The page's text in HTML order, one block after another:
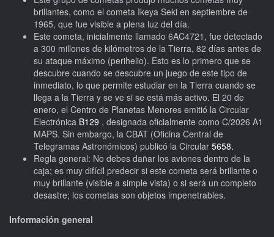
brillantes, como el cometa Ikeya Seki en septiembre de
1965, que fue visible a plena luz del día.
Este cometa, inicialmente llamado 6AC4721, fue detectado
a 300 millones de kilómetros de la Tierra, 82 días antes de
su ataque máximo (perihelio). Esto es lo primero que se
descubre cuando se descubre un juego de este tipo de
inmediato, lo que permite estudiar en la Tierra cuando se
llega a la Tierra y se ve si se está más activo. El 20 de
enero, el Centro de Planetas Menores emitió la Circular
Electrónica B129 , designada oficialmente como C/2026 A1
MAPS. Sin embargo, la CBAT (Oficina Central de
Telegramas Astronómicos) publicó la Circular 5658.
Regla general: No debes dañar los aviones dentro de la
caja; es muy difícil predecir si este cometa será brillante o
muy brillante (visible a simple vista) o si será un completo
desastre; los cometas son objetos impenetrables.
Información general